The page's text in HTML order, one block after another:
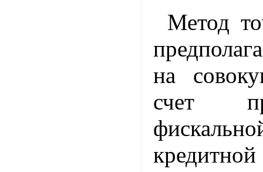
Метод
на
счет